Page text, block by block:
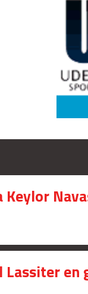
Lassiter